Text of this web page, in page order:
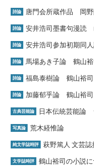
詩論 唐門会所蔵作品 岡
詩論 安井浩司墨書句漫読
詩論 安井浩司参加初期同
詩論 馬場あき子論 鶴山裕
詩論 福島泰樹論 鶴山裕司
詩論 加藤郁乎論 鶴山裕司
古典芸能論 日本伝統芸能論
写真論 荒木経惟論
純文学誌時評 萩野篤人 文芸誌
文学誌時評 鶴山裕司の小説